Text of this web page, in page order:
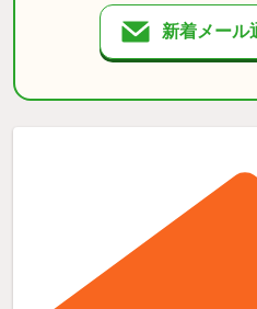
新着メール